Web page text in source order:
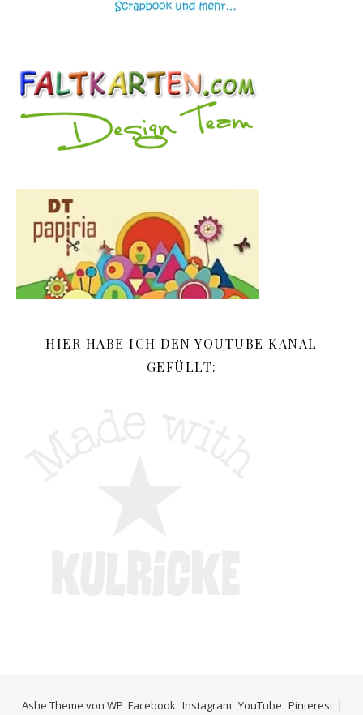
HIER HABE ICH DEN YOUTUBE KANAL
GEFÜLLT:
Facebook Instagram YouTube Pinterest
Ashe Theme von WP